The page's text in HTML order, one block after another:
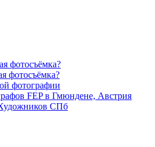
фотосъёмка?
фотосъёмка?
фотографии
FEP в Гмюндене, Австрия
СПб